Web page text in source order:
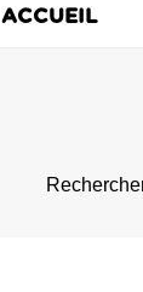
ACCUEIL